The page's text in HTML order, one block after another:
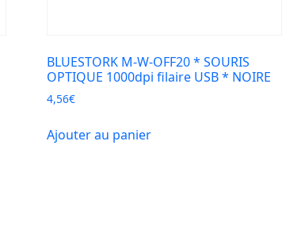
BLUESTORK M-W-OFF20 * SOURIS
OPTIQUE 1000dpi filaire USB * NOIRE
4,56€
Ajouter au panier